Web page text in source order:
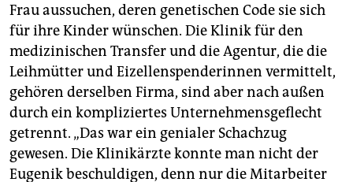
Frau aussuchen, deren genetischen Code sie sich
für ihre Kinder wünschen. Die Klinik für den
medizinischen Transfer und die Agentur, die die
Leihmütter und Eizellenspenderinnen vermittelt,
gehören derselben Firma, sind aber nach außen
durch ein kompliziertes Unternehmensgeflecht
getrennt. „Das war ein genialer Schachzug
gewesen. Die Klinikärzte konnte man nicht der
Eugenik beschuldigen, denn nur die Mitarbeiter